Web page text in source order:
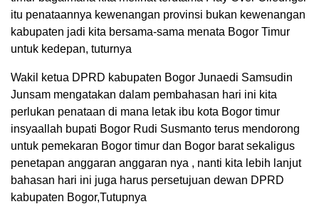
itu penataannya kewenangan provinsi bukan kewenangan
kabupaten jadi kita bersama-sama menata Bogor Timur
untuk kedepan, tuturnya
Wakil ketua DPRD kabupaten Bogor Junaedi Samsudin
Junsam mengatakan dalam pembahasan hari ini kita
perlukan penataan di mana letak ibu kota Bogor timur
insyaallah bupati Bogor Rudi Susmanto terus mendorong
untuk pemekaran Bogor timur dan Bogor barat sekaligus
penetapan anggaran anggaran nya , nanti kita lebih lanjut
bahasan hari ini juga harus persetujuan dewan DPRD
kabupaten Bogor,Tutupnya